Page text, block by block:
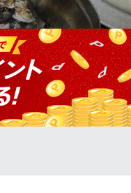
ります。いま一番美味し
信を持って提供する生牡
き”“カキフライ”“牡蠣
クのアヒージョ”などとお
相性です！